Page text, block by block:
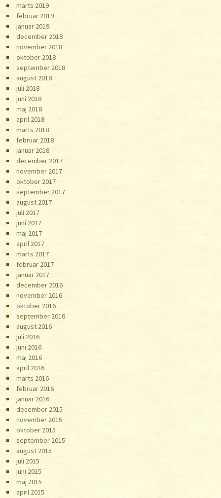
marts 2019
februar 2019
januar 2019
december 2018
november 2018
oktober 2018
september 2018
august 2018
juli 2018
juni 2018
maj 2018
april 2018
marts 2018
februar 2018
januar 2018
december 2017
november 2017
oktober 2017
september 2017
august 2017
juli 2017
juni 2017
maj 2017
april 2017
marts 2017
februar 2017
januar 2017
december 2016
november 2016
oktober 2016
september 2016
august 2016
juli 2016
juni 2016
maj 2016
april 2016
marts 2016
februar 2016
januar 2016
december 2015
november 2015
oktober 2015
september 2015
august 2015
juli 2015
juni 2015
maj 2015
april 2015